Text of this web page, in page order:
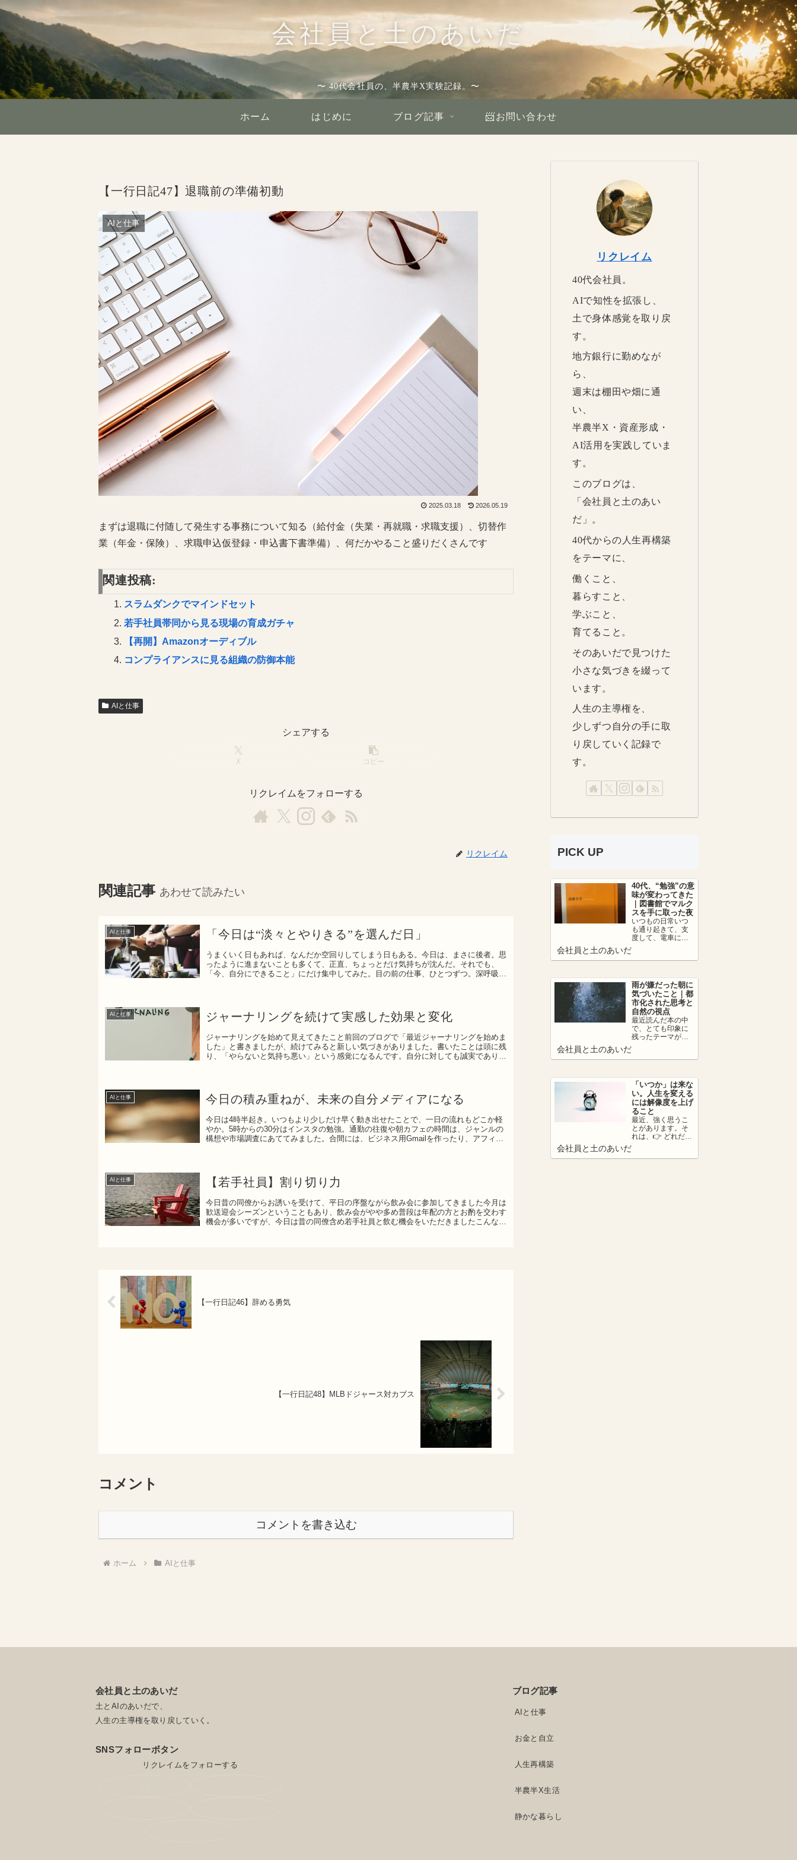
会社員と土のあいだ
〜 40代会社員の、半農半X実験記録。〜
ホーム はじめに ブログ記事 📨お問い合わせ
【一行日記47】退職前の準備初動
AIと仕事
2025.03.18 2026.05.19
まずは退職に付随して発生する事務について知る（給付金（失業・再就職・求職支援）、切替作
業（年金・保険）、求職申込仮登録・申込書下書準備）、何だかやること盛りだくさんです
関連投稿:
スラムダンクでマインドセット
若手社員帯同から見る現場の育成ガチャ
【再開】Amazonオーディブル
コンプライアンスに見る組織の防御本能
AIと仕事
シェアする
X コピー
リクレイムをフォローする
リクレイム
関連記事 あわせて読みたい
AIと仕事 「今日は“淡々とやりきる”を選んだ日」
うまくいく日もあれば、なんだか空回りしてしまう日もある。今日は、まさに後者。思
ったように進まないことも多くて、正直、ちょっとだけ気持ちが沈んだ。それでも、
「今、自分にできること」にだけ集中してみた。目の前の仕事、ひとつずつ。深呼吸し
AIと仕事 ジャーナリングを続けて実感した効果と変化
ジャーナリングを始めて見えてきたこと前回のブログで「最近ジャーナリングを始めま
した」と書きましたが、続けてみると新しい気づきがありました。書いたことは頭に残
り、「やらないと気持ち悪い」という感覚になるんです。自分に対しても誠実でありた
AIと仕事 今日の積み重ねが、未来の自分メディアになる
今日は4時半起き。いつもより少しだけ早く動き出せたことで、一日の流れもどこか軽
やか。5時からの30分はインスタの勉強。通勤の往復や朝カフェの時間は、ジャンルの
構想や市場調査にあててみました。合間には、ビジネス用Gmailを作ったり、アフィ
AIと仕事 【若手社員】割り切り力
今日昔の同僚からお誘いを受けて、平日の序盤ながら飲み会に参加してきました今月は
歓送迎会シーズンということもあり、飲み会がやや多め普段は年配の方とお酌を交わす
機会が多いですが、今日は昔の同僚含め若手社員と飲む機会をいただきましたこんなオ
【一行日記46】辞める勇気
【一行日記48】MLBドジャース対カブス
コメント
コメントを書き込む
ホーム AIと仕事
リクレイム
40代会社員。
AIで知性を拡張し、
土で身体感覚を取り戻
す。
地方銀行に勤めなが
ら、
週末は棚田や畑に通
い、
半農半X・資産形成・
AI活用を実践していま
す。
このブログは、
「会社員と土のあい
だ」。
40代からの人生再構築
をテーマに、
働くこと、
暮らすこと、
学ぶこと、
育てること。
そのあいだで見つけた
小さな気づきを綴って
います。
人生の主導権を、
少しずつ自分の手に取
り戻していく記録で
す。
PICK UP
40代、“勉強”の意
味が変わってきた
｜図書館でマルク
スを手に取った夜
いつもの日常いつ
も通り起きて、支
度して、電車に乗
って、朝カフェし
事を頑張って、帰
会社員と土のあいだ
雨が嫌だった朝に
気づいたこと｜都
市化された思考と
自然の視点
最近読んだ本の中
で、とても印象に
残ったテーマがあ
ります。それは、
ついて。人は便利
会社員と土のあいだ
「いつか」は来な
い。人生を変える
には解像度を上げ
ること
最近、強く思うこ
とがあります。そ
れは、👉 どれだけ
リアリティーを持
れているか。ここ
会社員と土のあいだ
会社員と土のあいだ
土とAIのあいだで、
人生の主導権を取り戻していく。
SNSフォローボタン
リクレイムをフォローする
ブログ記事
AIと仕事
お金と自立
人生再構築
半農半X生活
静かな暮らし